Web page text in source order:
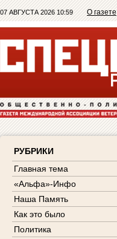
07 АВГУСТА 2026 10:59 О газете
РУБРИКИ
Главная тема
«Альфа»-Инфо
Наша Память
Как это было
Политика